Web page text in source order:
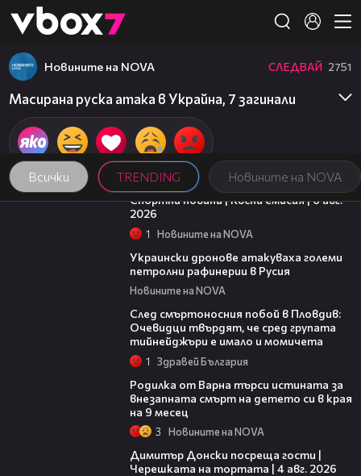
👾
Всички TRENDING Новините на NOVA
Новините на NOVA СЛЕДВАЙ 2751
Масирана руска атака в Украйна, 7 загинали
04:51
Спортни новини | Късна емисия | 6 авг.
2026
1 Новините на NOVA
Украински дронове атакуваха големи
петролни рафинерии в Русия
Новините на NOVA
След смъртоносния побой в Пловдив:
Очевидци твърдят, че сред групата
тийнейджъри е имало и момичета
1 Здравей България
Родилка от Варна търси истината за
внезапната смърт на детето си в края
на 9 месец
3 Новините на NOVA
Димитър Донски посреща гости |
Черешката на тортата | 4 авг. 2026